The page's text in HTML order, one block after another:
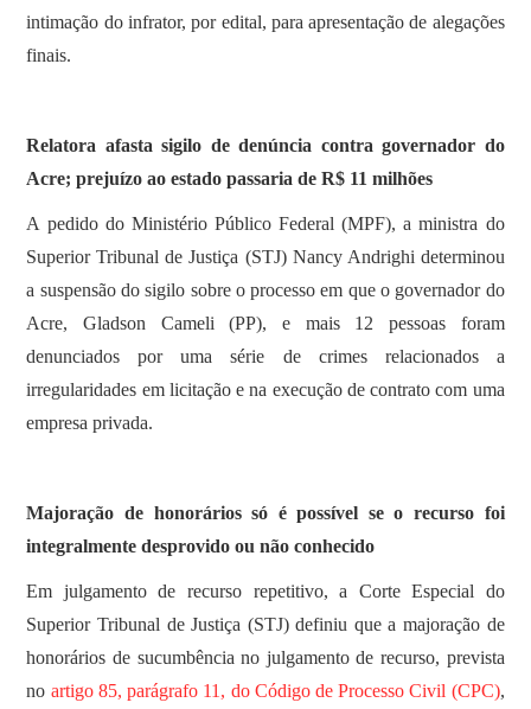
intimação do infrator, por edital, para apresentação de alegações
finais.
Relatora afasta sigilo de denúncia contra governador do
Acre; prejuízo ao estado passaria de R$ 11 milhões
A pedido do Ministério Público Federal (MPF), a ministra do
Superior Tribunal de Justiça (STJ) Nancy Andrighi determinou
a suspensão do sigilo sobre o processo em que o governador do
Acre, Gladson Cameli (PP), e mais 12 pessoas foram
denunciados por uma série de crimes relacionados a
irregularidades em licitação e na execução de contrato com uma
empresa privada.
Majoração de honorários só é possível se o recurso foi
integralmente desprovido ou não conhecido
​Em julgamento de recurso repetitivo, a Corte Especial do
Superior Tribunal de Justiça (STJ) definiu que a majoração de
honorários de sucumbência no julgamento de recurso, prevista
no artigo 85, parágrafo 11, do Código de Processo Civil (CPC),